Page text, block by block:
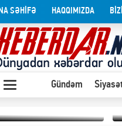
SƏHİFƏ HAQQIMIZDA
Gündəm